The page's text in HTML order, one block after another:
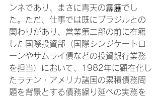
ンネであり、まさに青天の霹靂でし
た。ただ、仕事では既にブラジルとの
関わりがあり、営業第二部の前に在籍
した国際投資部（国際シンジケートロ
ーンやサムライ債などの投資銀行業務
を担当）において、1982年に顕在化し
たラテン・アメリカ諸国の累積債務問
題を背景とする債務繰り延べの実務を